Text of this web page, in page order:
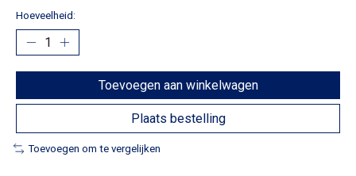
Hoeveelheid:
Toevoegen aan winkelwagen
Plaats bestelling
Toevoegen om te vergelijken